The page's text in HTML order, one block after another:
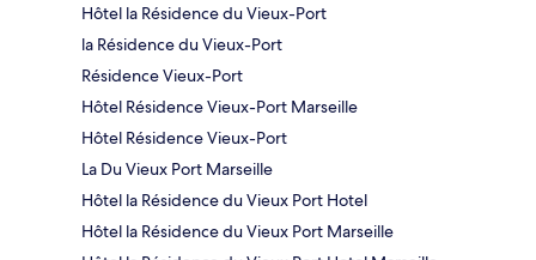
Hôtel la Résidence du Vieux-Port
la Résidence du Vieux-Port
Résidence Vieux-Port
Hôtel Résidence Vieux-Port Marseille
Hôtel Résidence Vieux-Port
La Du Vieux Port Marseille
Hôtel la Résidence du Vieux Port Hotel
Hôtel la Résidence du Vieux Port Marseille